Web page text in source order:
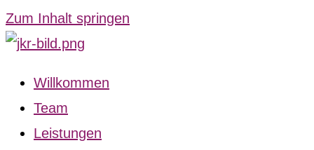
Zum Inhalt springen
Willkommen
Team
Leistungen